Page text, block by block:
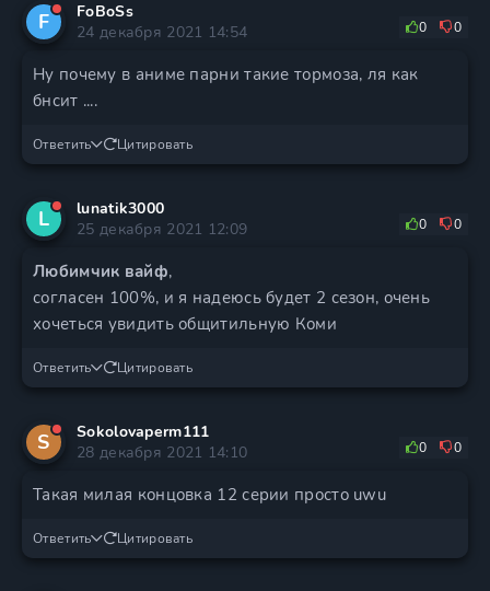
F
FoBoSs
24 декабря 2021 14:54
0 0
Ну почему в аниме парни такие тормоза, ля как
бнсит ....
Ответить Цитировать
L
lunatik3000
25 декабря 2021 12:09
0 0
Любимчик вайф,
согласен 100%, и я надеюсь будет 2 сезон, очень
хочеться увидить общитильную Коми
Ответить Цитировать
S
Sokolovaperm111
28 декабря 2021 14:10
0 0
Такая милая концовка 12 серии просто uwu
Ответить Цитировать